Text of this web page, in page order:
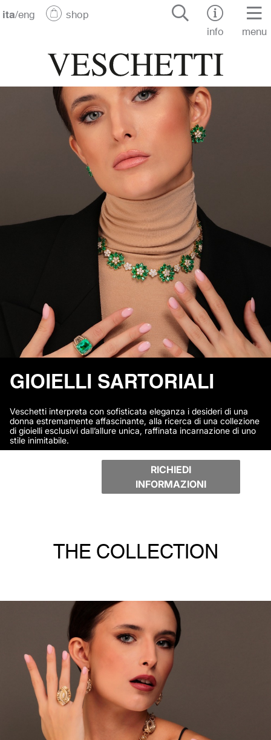
ita/eng
shop
info
menu
GIOIELLI SARTORIALI
Veschetti interpreta con sofisticata eleganza i desideri di una
donna estremamente affascinante, alla ricerca di una collezione
di gioielli esclusivi dall’allure unica, raffinata incarnazione di uno
stile inimitabile.
RICHIEDI
INFORMAZIONI
THE COLLECTION